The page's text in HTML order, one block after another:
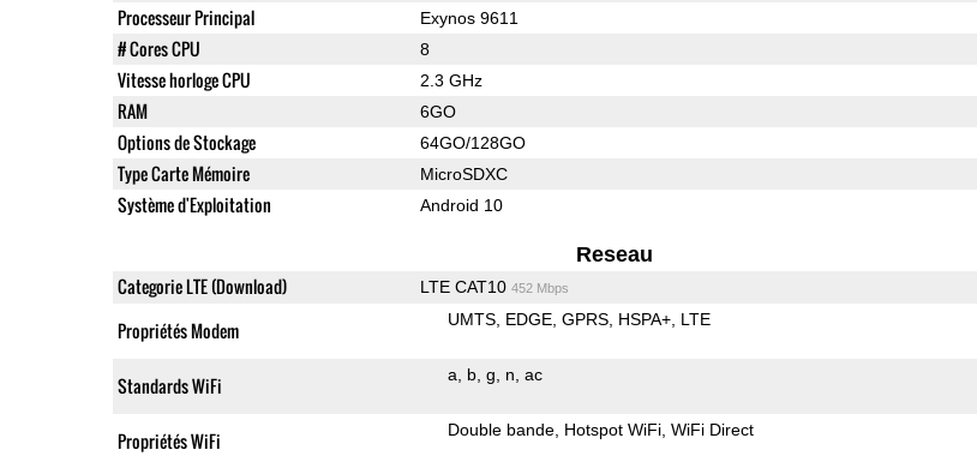
Processeur Principal Exynos 9611
# Cores CPU 8
Vitesse horloge CPU 2.3 GHz
RAM 6GO
Options de Stockage 64GO/128GO
Type Carte Mémoire MicroSDXC
Système d'Exploitation Android 10
Reseau
Categorie LTE (Download) LTE CAT10 452 Mbps
Propriétés Modem UMTS EDGE GPRS HSPA+ LTE
Standards WiFi a b g n ac
Propriétés WiFi Double bande Hotspot WiFi WiFi Direct